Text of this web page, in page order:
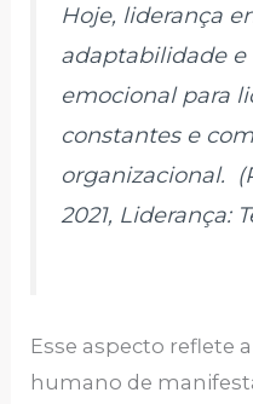
Hoje, liderança
adaptabilidade
emocional para
constantes e
organizacional.
2021, Liderança:
Esse aspecto reflete
humano de